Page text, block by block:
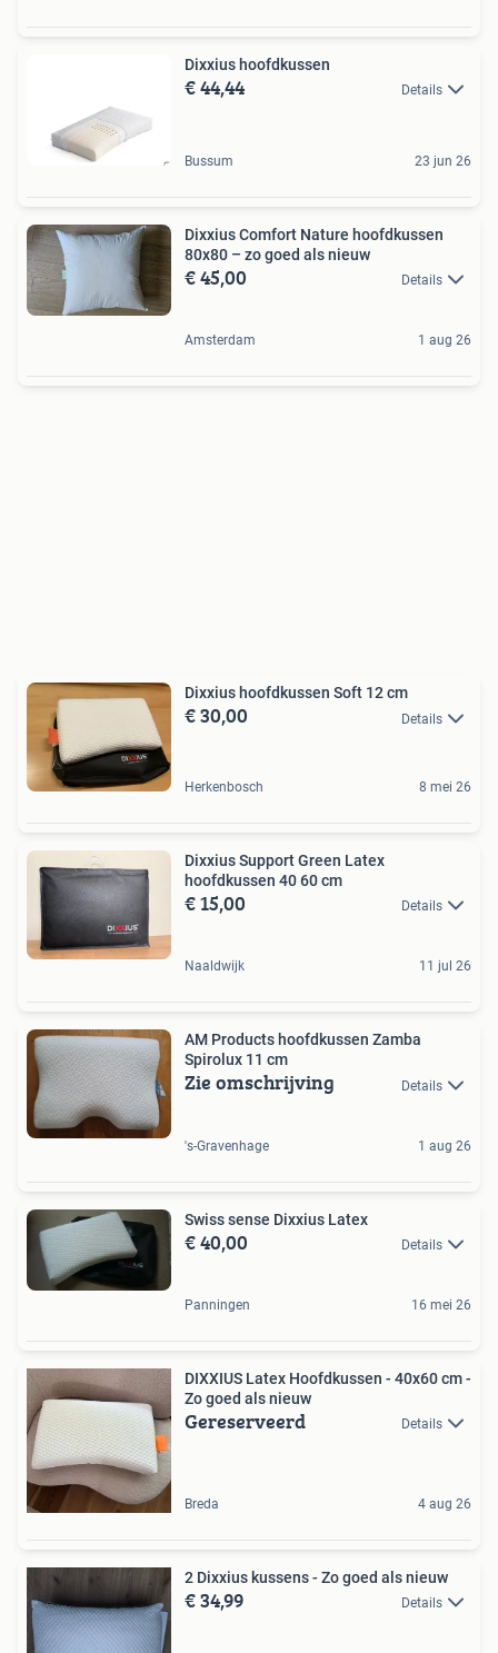
Dixxius hoofdkussen
€ 44,44 Details
Bussum 23 jun 26
Dixxius Comfort Nature hoofdkussen
80x80 – zo goed als nieuw
€ 45,00 Details
Amsterdam 1 aug 26
Dixxius hoofdkussen Soft 12 cm
€ 30,00 Details
Herkenbosch 8 mei 26
Dixxius Support Green Latex
hoofdkussen 40 60 cm
€ 15,00 Details
Naaldwijk 11 jul 26
AM Products hoofdkussen Zamba
Spirolux 11 cm
Zie omschrijving Details
's-Gravenhage 1 aug 26
Swiss sense Dixxius Latex
€ 40,00 Details
Panningen 16 mei 26
DIXXIUS Latex Hoofdkussen - 40x60 cm -
Zo goed als nieuw
Gereserveerd Details
Breda 4 aug 26
2 Dixxius kussens - Zo goed als nieuw
€ 34,99 Details